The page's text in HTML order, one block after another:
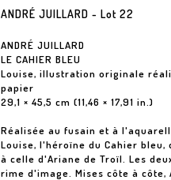
ANDRÉ JUILLARD - Lot 22
ANDRÉ JUILLARD
LE CAHIER BLEU
Louise, illustration originale
papier
29,1 × 45,5 cm (11,46 × 17,91 in.)
Réalisée au fusain et à
Louise, l'héroïne du Cahier
à celle d'Ariane de Troïl. Les
rime d'image. Mises côte à